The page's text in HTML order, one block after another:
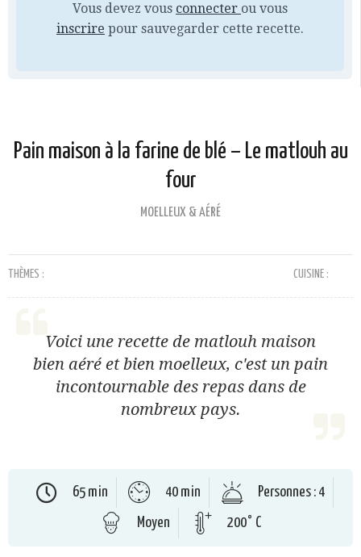
Vous devez vous connecter ou vous
inscrire pour sauvegarder cette recette.
Pain maison à la farine de blé – Le matlouh au
four
MOELLEUX & AÉRÉ
THÈMES : CUISINE :
Voici une recette de matlouh maison
bien aéré et bien moelleux, c'est un pain
incontournable des repas dans de
nombreux pays.
65 min 40 min
Personnes : 4
Moyen
200° C